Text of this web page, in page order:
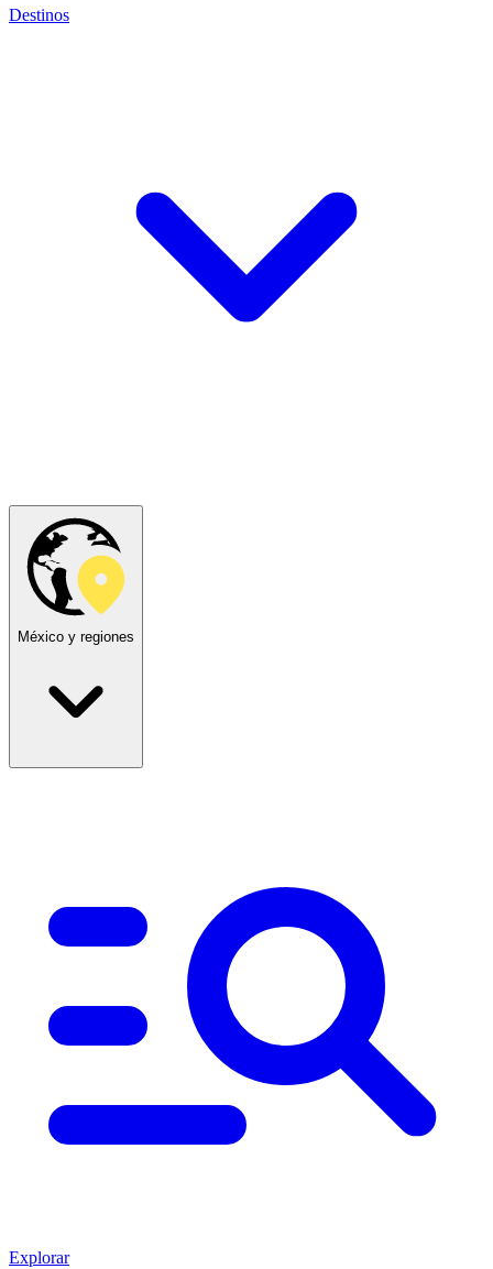
Destinos
México y regiones
Explorar